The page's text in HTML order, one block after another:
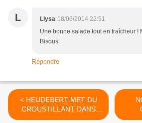
L Llysa 18/06/2014 22:51
Une bonne salade tout en fraîcheur !
Bisous
Répondre
< HEUDEBERT MET DU
CROUSTILLANT DANS
VOTRE VIE (JEU